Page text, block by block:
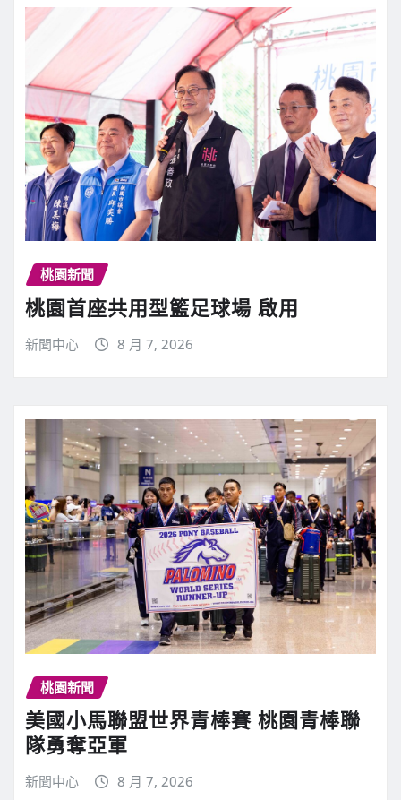
桃園新聞
桃園首座共用型籃足球場 啟用
新聞中心 8 月 7, 2026
桃園新聞
美國小馬聯盟世界青棒賽 桃園青棒聯
隊勇奪亞軍
新聞中心 8 月 7, 2026